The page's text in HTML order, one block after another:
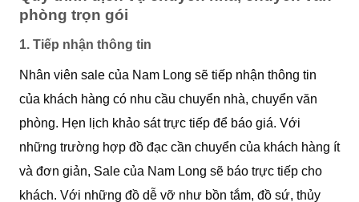
phòng trọn gói
1. Tiếp nhận thông tin
Nhân viên sale của Nam Long sẽ tiếp nhận thông tin
của khách hàng có nhu cầu chuyển nhà, chuyển văn
phòng. Hẹn lịch khảo sát trực tiếp để báo giá. Với
những trường hợp đồ đạc cần chuyển của khách hàng ít
và đơn giản, Sale của Nam Long sẽ báo trực tiếp cho
khách. Với những đồ dễ vỡ như bồn tắm, đồ sứ, thủy